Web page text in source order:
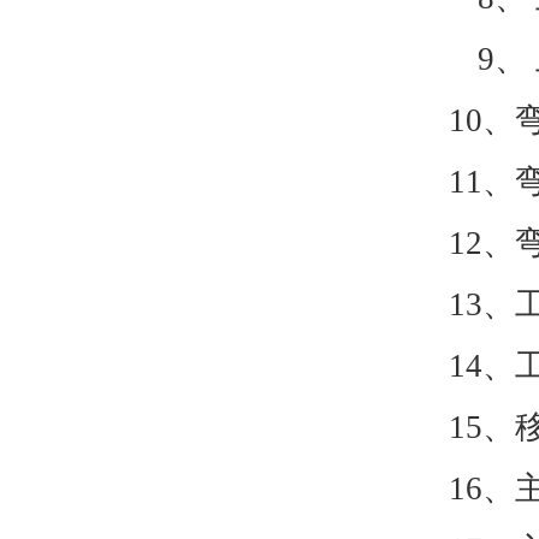
9、
10、
11、
12、
13、
14、
15、
16、